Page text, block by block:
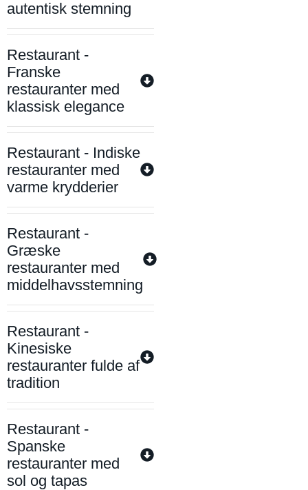
autentisk stemning
Restaurant -
Franske
restauranter med
klassisk elegance
Restaurant - Indiske
restauranter med
varme krydderier
Restaurant -
Græske
restauranter med
middelhavsstemning
Restaurant -
Kinesiske
restauranter fulde af
tradition
Restaurant -
Spanske
restauranter med
sol og tapas